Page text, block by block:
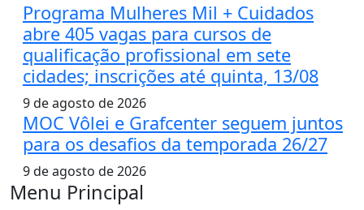
Programa Mulheres Mil + Cuidados
abre 405 vagas para cursos de
qualificação profissional em sete
cidades; inscrições até quinta, 13/08
9 de agosto de 2026
MOC Vôlei e Grafcenter seguem juntos
para os desafios da temporada 26/27
9 de agosto de 2026
Menu Principal